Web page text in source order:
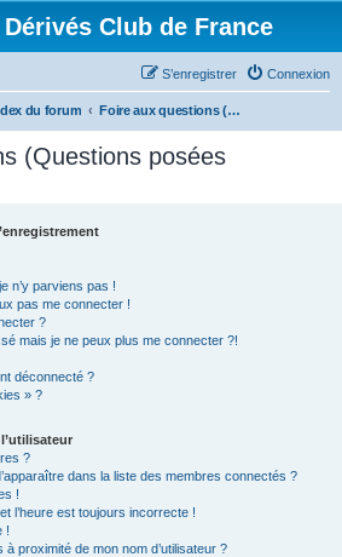
Dérivés Club de France
Connexion
S’enregistrer
du forum Foire aux questions (Questions posées fréquemment)
(Questions posées
n’y parviens pas !
pas me connecter !
?
mais je ne peux plus me connecter ?!
déconnecté ?
» ?
?
dans la liste des membres connectés ?
!
l’heure est toujours incorrecte !
!
proximité de mon nom d’utilisateur ?